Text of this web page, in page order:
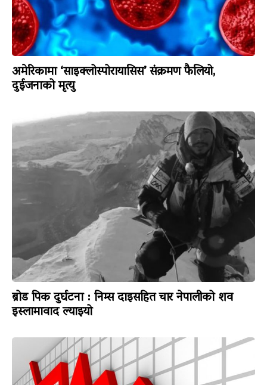
अमेरिकामा ‘साइक्लोस्पोरायासिस’ संक्रमण फैलियो,
दुईजनाको मृत्यु
ब्रोड पिक दुर्घटना : निम्स दाइसहित चार नेपालीको शव
इस्लामावाद ल्याइयो